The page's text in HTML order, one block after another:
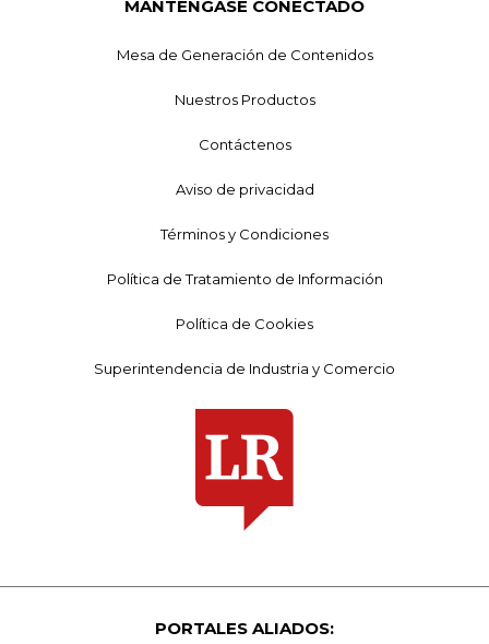
MANTÉNGASE CONECTADO
Mesa de Generación de Contenidos
Nuestros Productos
Contáctenos
Aviso de privacidad
Términos y Condiciones
Política de Tratamiento de Información
Política de Cookies
Superintendencia de Industria y Comercio
PORTALES ALIADOS: